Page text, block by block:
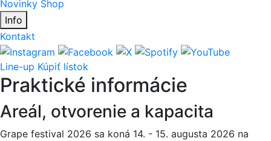
Novinky Shop
Info
Kontakt
Line-up Kúpiť lístok
Praktické informácie
Areál, otvorenie a kapacita
Grape festival 2026 sa koná 14. - 15. augusta 2026 na